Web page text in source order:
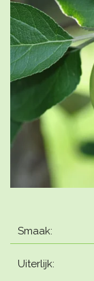
Smaak:
Uiterlijk: